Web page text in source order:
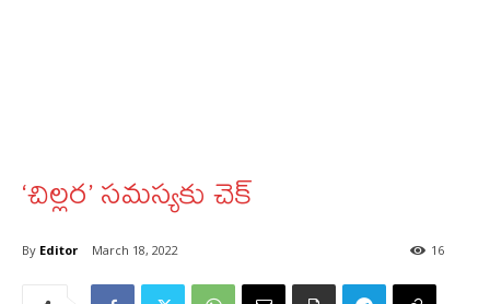
‘చిల్లర’ సమస్యకు చెక్‌
By Editor March 18, 2022 16